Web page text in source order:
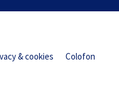
& cookies Colofon